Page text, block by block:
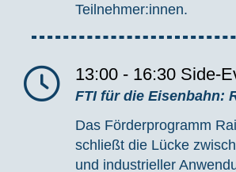
Teilnehmer:innen.
13:00 - 16:30 Side-
FTI für die Eisenbahn:
Das Förderprogramm
schließt die Lücke
und industrieller